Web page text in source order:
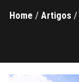
Home / Artigos /